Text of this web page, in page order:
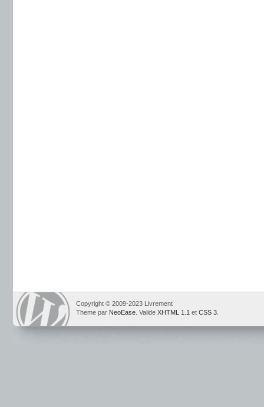
Copyright © 2009-2023 Livrement
Theme par NeoEase . Valide XHTML 1.1 et CSS 3